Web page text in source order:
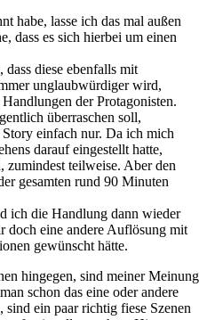
habe, lasse ich das mal außen
dass es sich hierbei um einen
dass diese ebenfalls mit
unglaubwürdiger wird,
der Protagonisten.
überraschen soll,
Story einfach nur. Da ich mich
darauf eingestellt hatte,
zumindest teilweise. Aber den
gesamten rund 90 Minuten
ich die Handlung dann wieder
doch eine andere Auflösung mit
gewünscht hätte.
hingegen, sind meiner Meinung
schon das eine oder andere
ein paar richtig fiese Szenen